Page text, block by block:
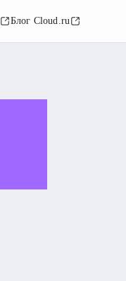
Блог Cloud.ru